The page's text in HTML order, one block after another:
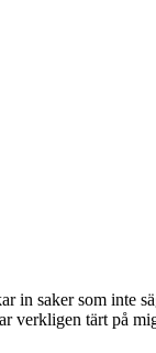
saker som inte
verkligen tärt på